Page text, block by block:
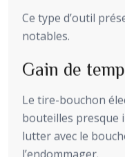
Ce type d’outil
notables.
Gain de
Le tire-bouchon
bouteilles presque
lutter avec le
l’endommager.